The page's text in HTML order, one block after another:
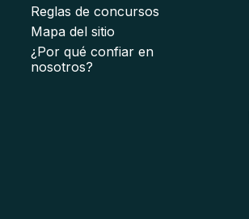
Reglas de concursos
Mapa del sitio
¿Por qué confiar en
nosotros?